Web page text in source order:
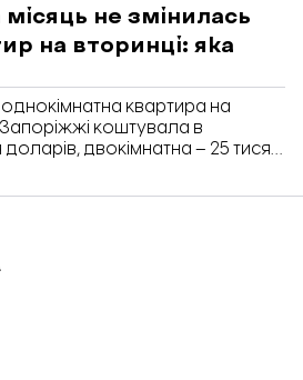
не змінилась
на вторинці: яка
квартира на
коштувала в
двокімнатна – 25 тисяч,